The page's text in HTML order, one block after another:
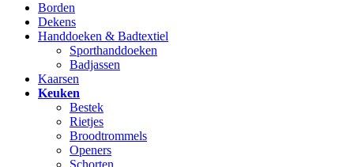
Borden
Dekens
Handdoeken & Badtextiel
Sporthanddoeken
Badjassen
Kaarsen
Keuken
Bestek
Rietjes
Broodtrommels
Openers